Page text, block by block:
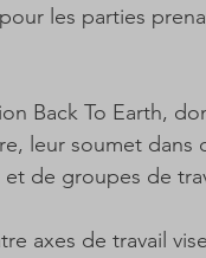
les parties
Back To Earth,
leur soumet dans
de groupes de
axes de travail